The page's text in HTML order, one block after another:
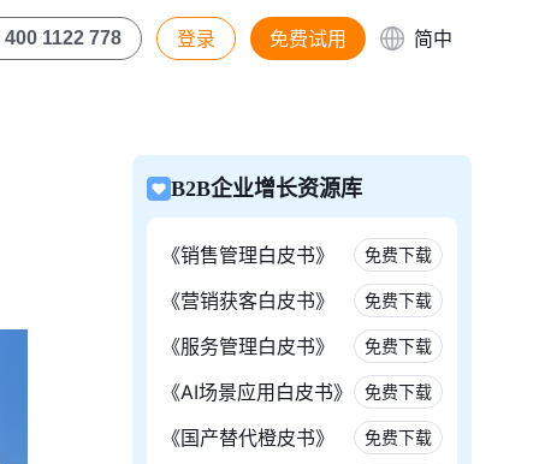
400 1122 778 登录 免费试用 简中
B2B企业增长资源库
《销售管理白皮书》 免费下载
《营销获客白皮书》 免费下载
《服务管理白皮书》 免费下载
《AI场景应用白皮书》 免费下载
《国产替代橙皮书》 免费下载